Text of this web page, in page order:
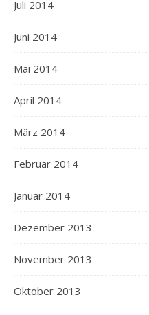
Juli 2014
Juni 2014
Mai 2014
April 2014
März 2014
Februar 2014
Januar 2014
Dezember 2013
November 2013
Oktober 2013